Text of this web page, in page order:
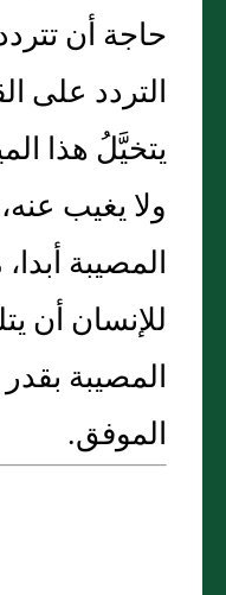
حاجة أن
التردد على
يتخيَّلُ هذا
ولا يغيب
المصيبة
للإنسان أن
المصيبة
الموفق.